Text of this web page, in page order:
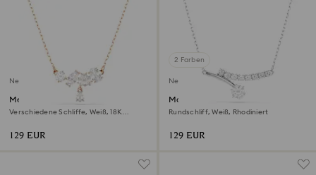
Neu
Mesmera Halskette
Verschiedene Schliffe, Weiß, 18K
129 EUR
2 Farben
Neu
Matrix Halskette
Rundschliff, Weiß, Rhodiniert
129 EUR